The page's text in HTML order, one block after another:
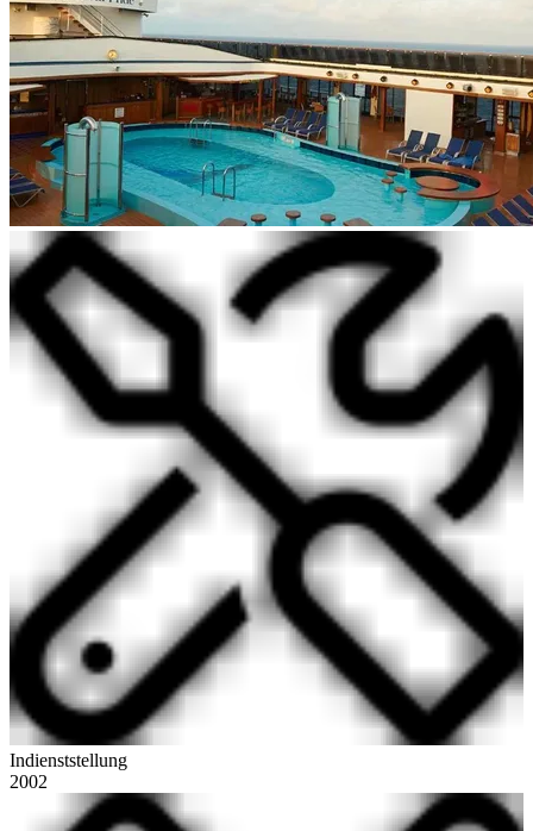
Indienststellung
2002